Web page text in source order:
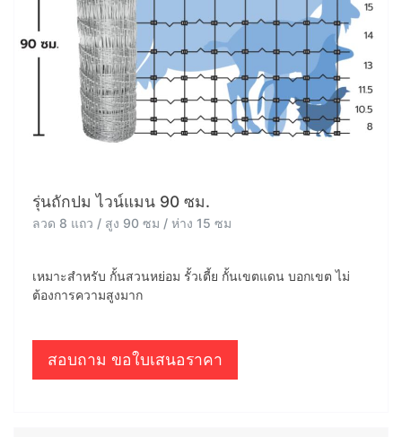
รุ่นถักปม ไวน์แมน 90 ซม.
ลวด 8 แถว / สูง 90 ซม / ห่าง 15 ซม
เหมาะสำหรับ กั้นสวนหย่อม รั้วเตี้ย กั้นเขตแดน บอกเขต ไม่
ต้องการความสูงมาก
สอบถาม ขอใบเสนอราคา